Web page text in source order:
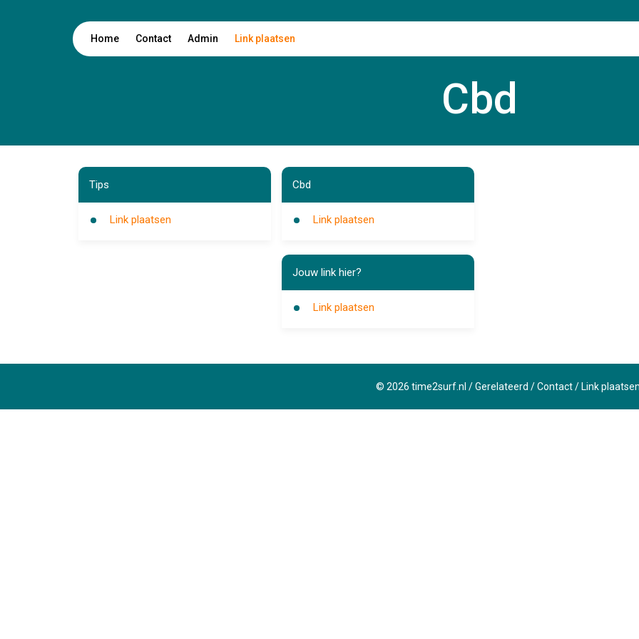
Home Contact Admin Link plaatsen
Cbd
Tips
Link plaatsen
Cbd
Link plaatsen
Jouw link hier?
Link plaatsen
© 2026 time2surf.nl /Gerelateerd /Contact/Link